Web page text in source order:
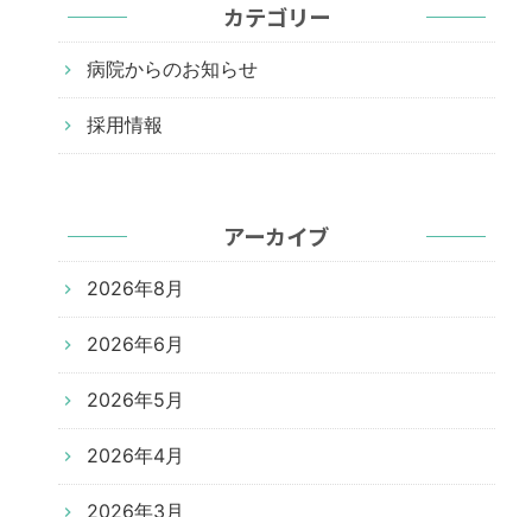
ゲ
ー
シ
ョ
ン
カテゴリー
病院からのお知らせ
採用情報
アーカイブ
2026年8月
2026年6月
2026年5月
2026年4月
2026年3月